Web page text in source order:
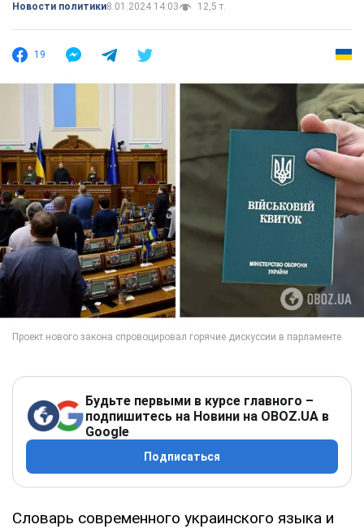
Новости политики8.01.2024 14:03 12,5 т.
19
Будьте первыми в курсе главного –
подпишитесь на Новини на OBOZ.UA в
Google
Подписаться
Словарь современного украинского языка и